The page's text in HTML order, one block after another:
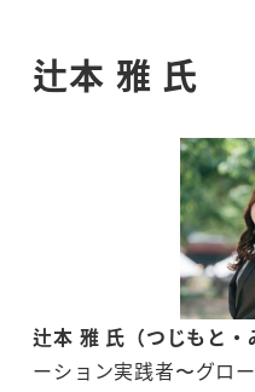
辻本 雅 氏
辻本 雅 氏（つじもと
ーション実践者〜グロ